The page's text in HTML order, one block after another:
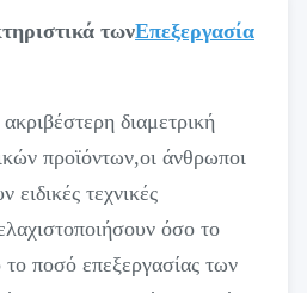
τωνΕπεξεργασία
διαμετρική
προϊόντων,οι άνθρωποι
ειδικές τεχνικές
όσο το
το ποσό επεξεργασίας των